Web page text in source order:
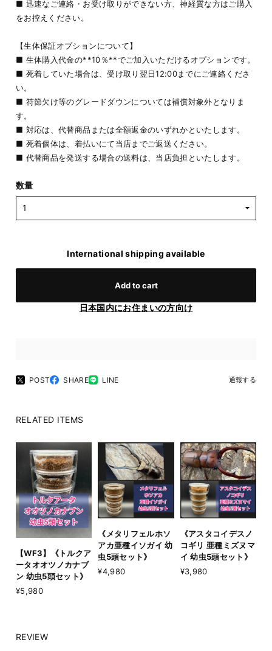
■ 迅速なご連絡・お受け取りができない方、神経質な方はご購入
をお控えください。
【生体保証オプションについて】
■ 生体購入代金の**10％**でご加入いただけるオプションです。
■ 死着していた場合は、受け取り翌日12:00までにご連絡くださ
い。
■ 符節欠け等のグレードダウンについては補償対象外となりま
す。
■ 対応は、代替商品または全額返金のいずれかといたします。
■ 死着個体は、着払いにて当店までご返送ください。
■ 代替商品を発送する場合の送料は、当店負担といたします。
数量
International shipping available
Add to cart
日本国内にお住まいの方向け
POST SHARE LINE 通報する
RELATED ITEMS
【WF3】《トルクア
ータオオツノカナブ
ン 幼虫5頭セット》
¥5,980
《メタリフェルホソ
アカ亜種イソガイ 幼
虫5頭セット》
¥4,980
《アスタコイデスノ
コギリ 亜種ミズヌマ
イ 幼虫5頭セット》
¥3,980
REVIEW